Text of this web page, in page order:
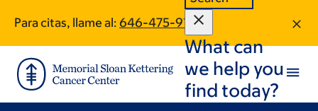
main
content
footer
Para citas, llame al: 646-475-9148
What can
we help you
find today?